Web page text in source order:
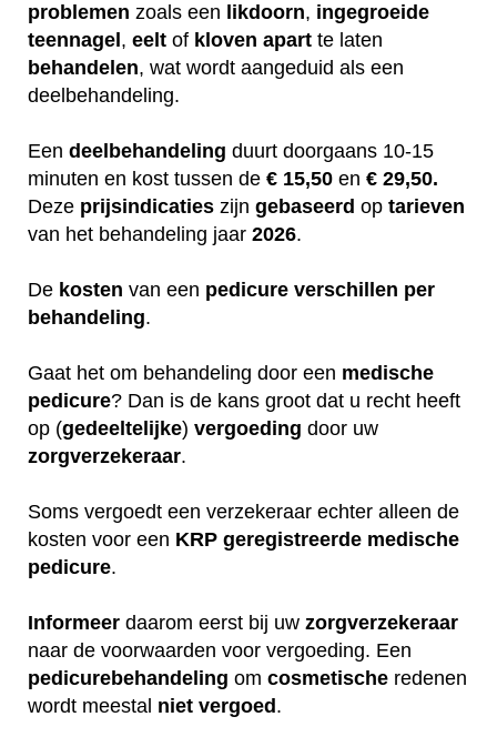
problemen zoals een likdoorn, ingegroeide
teennagel , eelt of kloven apart te laten
behandelen, wat wordt aangeduid als een
deelbehandeling.
Een deelbehandeling duurt doorgaans 10-15
minuten en kost tussen de € 15,50 en € 29,50.
Deze prijsindicaties zijn gebaseerd op tarieven
van het behandeling jaar 2026.
De kosten van een pedicure verschillen per
behandeling.
Gaat het om behandeling door een medische
pedicure? Dan is de kans groot dat u recht heeft
op (gedeeltelijke) vergoeding door uw
zorgverzekeraar.
Soms vergoedt een verzekeraar echter alleen de
kosten voor een KRP geregistreerde medische
pedicure.
Informeer daarom eerst bij uw zorgverzekeraar
naar de voorwaarden voor vergoeding. Een
pedicurebehandeling om cosmetische redenen
wordt meestal niet vergoed .